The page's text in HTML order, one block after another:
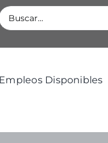
Empleos Disponibles